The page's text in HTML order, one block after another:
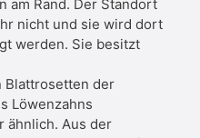
am Rand. Der Standort
nicht und sie wird dort
werden. Sie besitzt
Blattrosetten der
Löwenzahns
ähnlich. Aus der